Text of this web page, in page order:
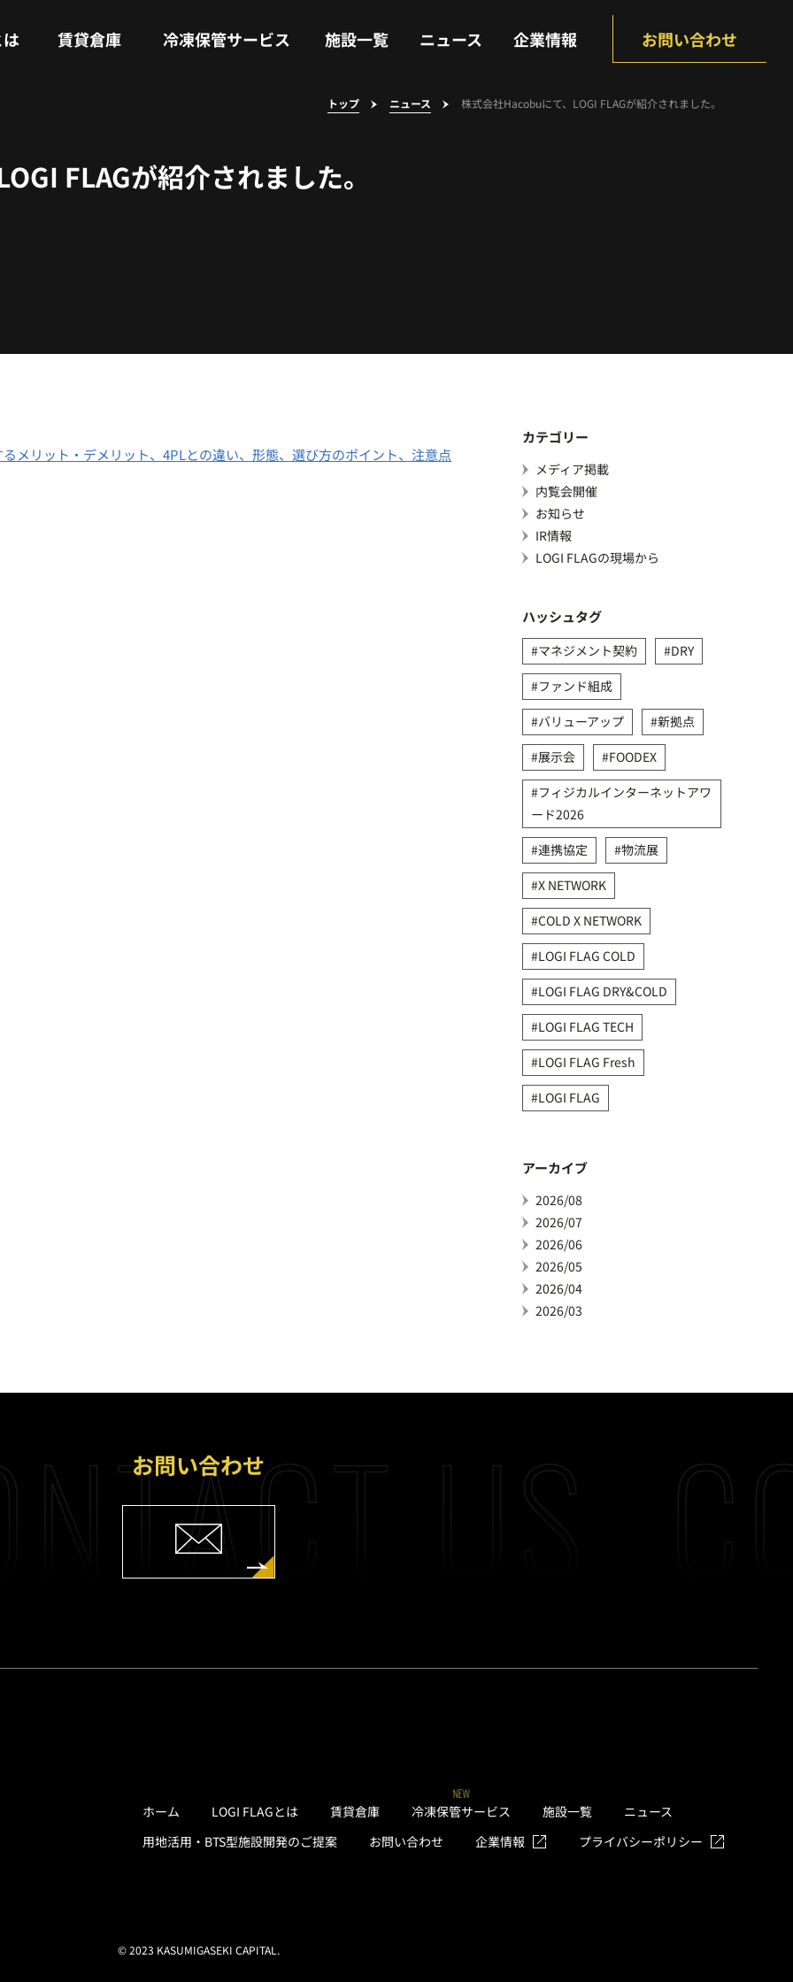
賃貸倉庫 冷凍保管サービス 施設一覧 ニュース 企業情報 お問い合わせ
トップ ニュース 株式会社Hacobuにて、LOGI FLAGが紹介されました。
FLAGが紹介されました。
メリット・デメリット、4PLとの違い、形態、選び方のポイント、注意点
カテゴリー
メディア掲載
内覧会開催
お知らせ
IR情報
LOGI FLAGの現場から
ハッシュタグ
マネジメント契約
DRY
ファンド組成
バリューアップ
新拠点
展示会
FOODEX
フィジカルインターネットアワ
ード2026
連携協定
物流展
X NETWORK
COLD X NETWORK
LOGI FLAG COLD
LOGI FLAG DRY&COLD
LOGI FLAG TECH
LOGI FLAG Fresh
LOGI FLAG
アーカイブ
2026/08
2026/07
2026/06
2026/05
2026/04
2026/03
US
お問い合わせ
ホーム LOGI FLAGとは 賃貸倉庫
NEW
冷凍保管サービス 施設一覧
ニュース
用地活用・BTS型施設開発のご提案
お問い合わせ 企業情報 プライバシーポリシー
© 2023 KASUMIGASEKI CAPITAL.